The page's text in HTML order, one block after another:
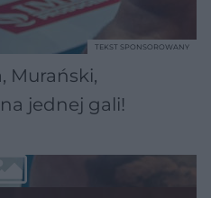
Murański,
jednej gali!
TEKST SPONSOROWANY